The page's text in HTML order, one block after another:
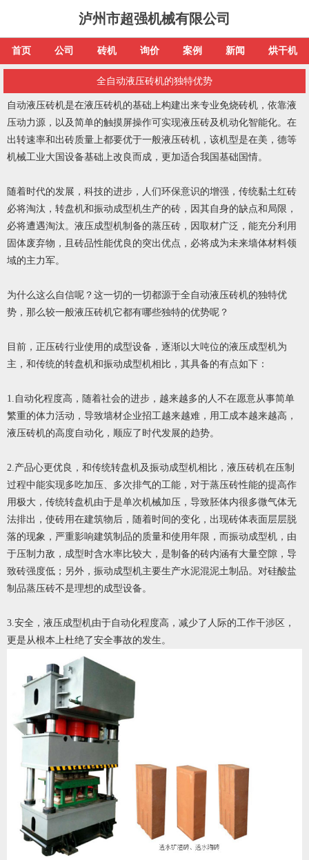
泸州市超强机械有限公司
首页 公司 砖机 询价 案例 新闻 烘干机
全自动液压砖机的独特优势
自动液压砖机是在液压砖机的基础上构建出来专业免烧砖机，依靠液
压动力源，以及简单的触摸屏操作可实现液压砖及机动化智能化。在
出转速率和出砖质量上都要优于一般液压砖机，该机型是在美，德等
机械工业大国设备基础上改良而成，更加适合我国基础国情。
随着时代的发展，科技的进步，人们环保意识的增强，传统黏土红砖
必将淘汰，转盘机和振动成型机生产的砖，因其自身的缺点和局限，
必将遭遇淘汰。液压成型机制备的蒸压砖，因取材广泛，能充分利用
固体废弃物，且砖品性能优良的突出优点，必将成为未来墙体材料领
域的主力军。
为什么这么自信呢？这一切的一切都源于全自动液压砖机的独特优
势，那么较一般液压砖机它都有哪些独特的优势呢？
目前，正压砖行业使用的成型设备，逐渐以大吨位的液压成型机为
主，和传统的转盘机和振动成型机相比，其具备的有点如下：
1.自动化程度高，随着社会的进步，越来越多的人不在愿意从事简单
繁重的体力活动，导致墙材企业招工越来越难，用工成本越来越高，
液压砖机的高度自动化，顺应了时代发展的趋势。
2.产品心更优良，和传统转盘机及振动成型机相比，液压砖机在压制
过程中能实现多吃加压、多次排气的工能，对于蒸压砖性能的提高作
用极大，传统转盘机由于是单次机械加压，导致胚体内很多微气体无
法排出，使砖用在建筑物后，随着时间的变化，出现砖体表面层层脱
落的现象，严重影响建筑制品的质量和使用年限，而振动成型机，由
于压制力敌，成型时含水率比较大，是制备的砖内涵有大量空隙，导
致砖强度低；另外，振动成型机主要生产水泥混泥土制品。对硅酸盐
制品蒸压砖不是理想的成型设备。
3.安全，液压成型机由于自动化程度高，减少了人际的工作干涉区，
更是从根本上杜绝了安全事故的发生。